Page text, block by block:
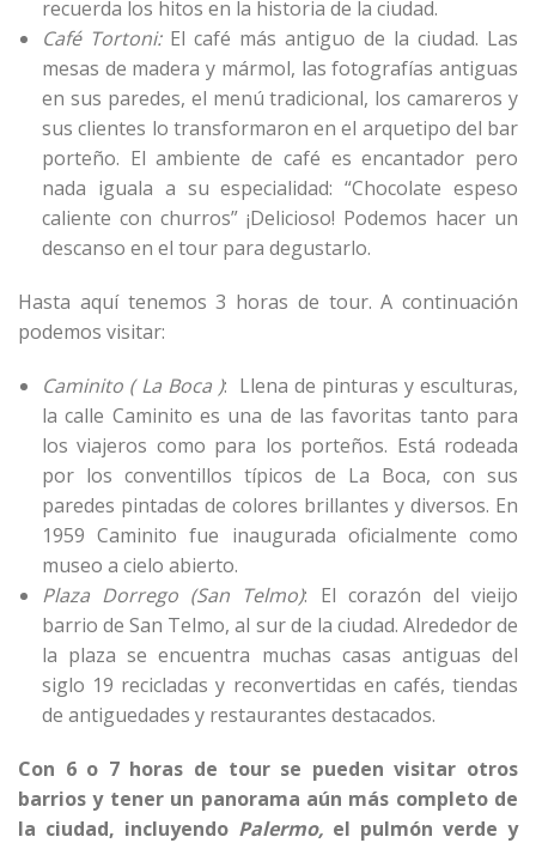
recuerda los hitos en la historia de la ciudad.
Café Tortoni:El café más antiguo de la ciudad. Las
mesas de madera y mármol, las fotografías antiguas
en sus paredes, el menú tradicional, los camareros y
sus clientes lo transformaron en el arquetipo del bar
porteño. El ambiente de café es encantador pero
nada iguala a su especialidad: “Chocolate espeso
caliente con churros” ¡Delicioso! Podemos hacer un
descanso en el tour para degustarlo.
Hasta aquí tenemos 3 horas de tour. A continuación
podemos visitar:
Caminito ( La Boca ): Llena de pinturas y esculturas,
la calle Caminito es una de las favoritas tanto para
los viajeros como para los porteños. Está rodeada
por los conventillos típicos de La Boca, con sus
paredes pintadas de colores brillantes y diversos. En
1959 Caminito fue inaugurada oficialmente como
museo a cielo abierto.
Plaza Dorrego (San Telmo): El corazón del vieijo
barrio de San Telmo, al sur de la ciudad. Alrededor de
la plaza se encuentra muchas casas antiguas del
siglo 19 recicladas y reconvertidas en cafés, tiendas
de antiguedades y restaurantes destacados.
Con 6 o 7 horas de tour se pueden visitar otros
barrios y tener un panorama aún más completo de
la ciudad, incluyendo Palermo, el pulmón verde y